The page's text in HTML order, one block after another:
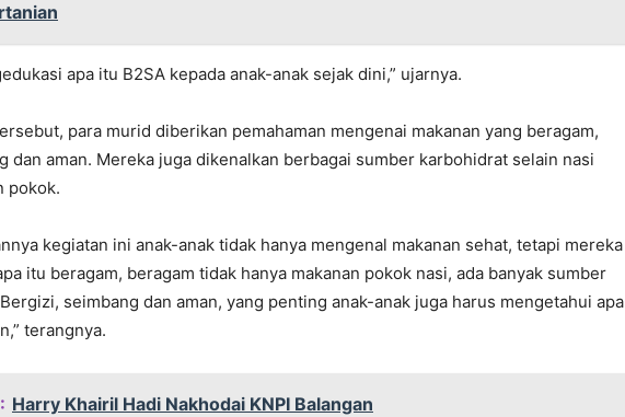
apa itu B2SA kepada anak-anak sejak dini,” ujarnya.
para murid diberikan pemahaman mengenai makanan yang beragam,
dan aman. Mereka juga dikenalkan berbagai sumber karbohidrat selain nasi
pokok.
kegiatan ini anak-anak tidak hanya mengenal makanan sehat, tetapi mereka
itu beragam, beragam tidak hanya makanan pokok nasi, ada banyak sumber
seimbang dan aman, yang penting anak-anak juga harus mengetahui apa
terangnya.
Harry Khairil Hadi Nakhodai KNPI Balangan